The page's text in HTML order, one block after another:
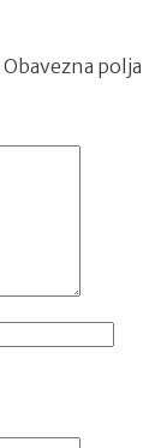
Obavezna polja